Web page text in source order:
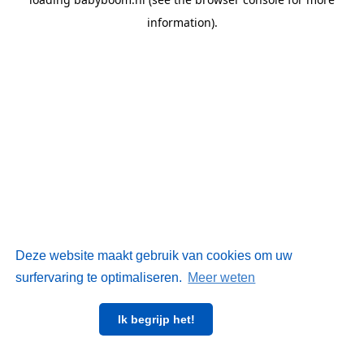
Deze website maakt gebruik van cookies om uw
surfervaring te optimaliseren. Meer weten
Ik begrijp het!
information).